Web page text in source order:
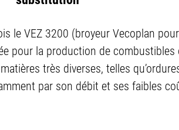
le VEZ 3200 (broyeur Vecoplan
pour la production de
très diverses, telles
par son débit et ses faibles